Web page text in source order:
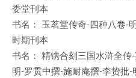
委堂刊本
书名： 玉茗堂传奇-四种八卷-
时期刊本
书名： 精镌合刻三国水浒全
明-罗贯中撰-施耐庵撰-李贽批-